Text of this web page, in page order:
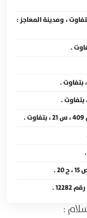
: ج 50 ، ص 158 ، ح 49 ، بتفاوت ، ومدينة المعاجز :
: